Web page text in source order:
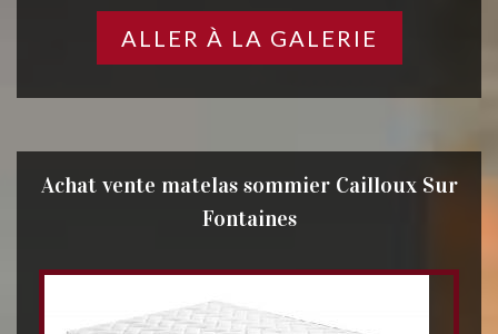
ALLER À LA GALERIE
Achat vente matelas sommier Cailloux Sur
Fontaines